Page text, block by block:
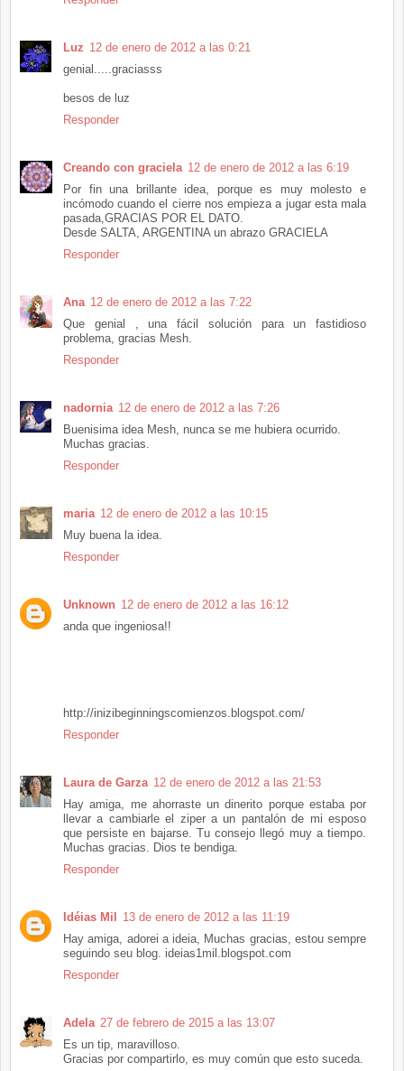
Luz 12 de enero de 2012 a las 0:21
genial.....graciasss
besos de luz
Responder
Creando con graciela 12 de enero de 2012 a las 6:19
Por fin una brillante idea, porque es muy molesto e
incómodo cuando el cierre nos empieza a jugar esta mala
pasada,GRACIAS POR EL DATO.
Desde SALTA, ARGENTINA un abrazo GRACIELA
Responder
Ana 12 de enero de 2012 a las 7:22
Que genial , una fácil solución para un fastidioso
problema, gracias Mesh.
Responder
nadornia 12 de enero de 2012 a las 7:26
Buenisima idea Mesh, nunca se me hubiera ocurrido.
Muchas gracias.
Responder
maria 12 de enero de 2012 a las 10:15
Muy buena la idea.
Responder
Unknown 12 de enero de 2012 a las 16:12
anda que ingeniosa!!
http://inizibeginningscomienzos.blogspot.com/
Responder
Laura de Garza 12 de enero de 2012 a las 21:53
Hay amiga, me ahorraste un dinerito porque estaba por
llevar a cambiarle el ziper a un pantalón de mi esposo
que persiste en bajarse. Tu consejo llegó muy a tiempo.
Muchas gracias. Dios te bendiga.
Responder
Idéias Mil
13 de enero de 2012 a las 11:19
Hay amiga, adorei a ideia, Muchas gracias, estou sempre
seguindo seu blog. ideias1mil.blogspot.com
Responder
Adela 27 de febrero de 2015 a las 13:07
Es un tip, maravilloso.
Gracias por compartirlo, es muy común que esto suceda.